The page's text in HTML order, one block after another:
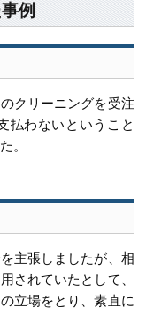
例
クリーニングを受注
払わないということ
。
主張しましたが、相
されていたとして、
立場をとり、素直に